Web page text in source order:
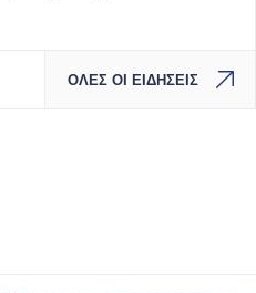
ΟΛΕΣ ΟΙ ΕΙΔΗΣΕΙΣ